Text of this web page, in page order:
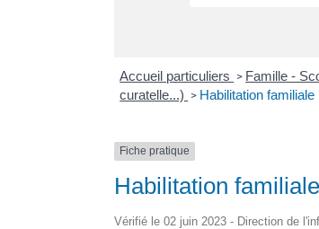
Accueil particuliers > Famille -
curatelle...) > Habilitation familiale
Fiche pratique
Habilitation familiale
Vérifié le 02 juin 2023 - Direction de